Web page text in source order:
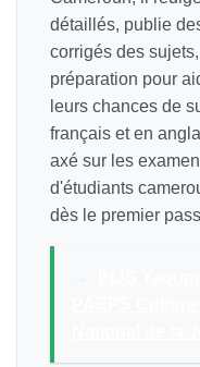
détaillés, publie
corrigés des
préparation pour
leurs chances de
français et en
axé sur les
d'étudiants
dès le premier